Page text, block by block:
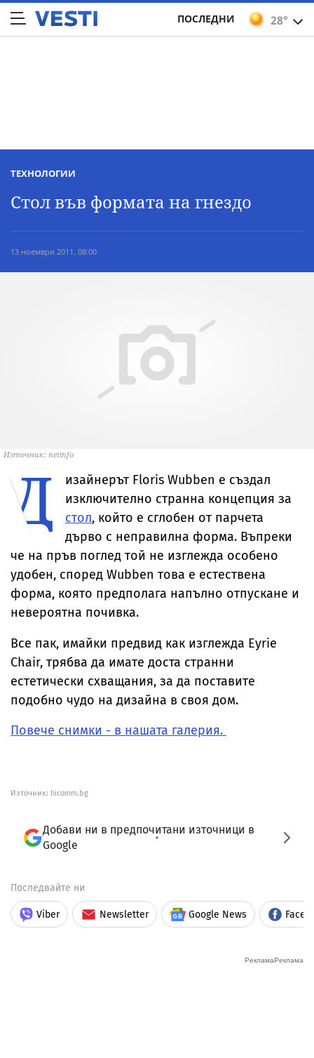
28°
ПОСЛЕДНИ
ТЕХНОЛОГИИ
Стол във формата на гнездо
13 ноември 2011, 08:00
Източник: netinfo
Д
изайнерът Floris Wubben е създал
изключително странна концепция за
стол, който е сглобен от парчета
дърво с неправилна форма. Въпреки
че на пръв поглед той не изглежда особено
удобен, според Wubben това е естествена
форма, която предполага напълно отпускане и
невероятна почивка.
Все пак, имайки предвид как изглежда Eyrie
Chair, трябва да имате доста странни
естетически схващания, за да поставите
подобно чудо на дизайна в своя дом.
Повече снимки - в нашата галерия.
Източник: hicomm.bg
Добави ни в предпочитани източници в
Google
Последвайте ни
Viber Newsletter Google News